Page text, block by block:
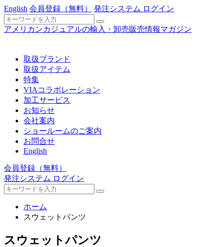
English 会員登録 （無料） 発注システム ログイン
アメリカンカジュアルの輸入・卸売販売情報マガジン
取扱ブランド
取扱アイテム
特集
VIAコラボレーション
加工サービス
お知らせ
会社案内
ショールームのご案内
お問合せ
English
会員登録 （無料）
発注システム ログイン
ホーム
スウェットパンツ
スウェットパンツ